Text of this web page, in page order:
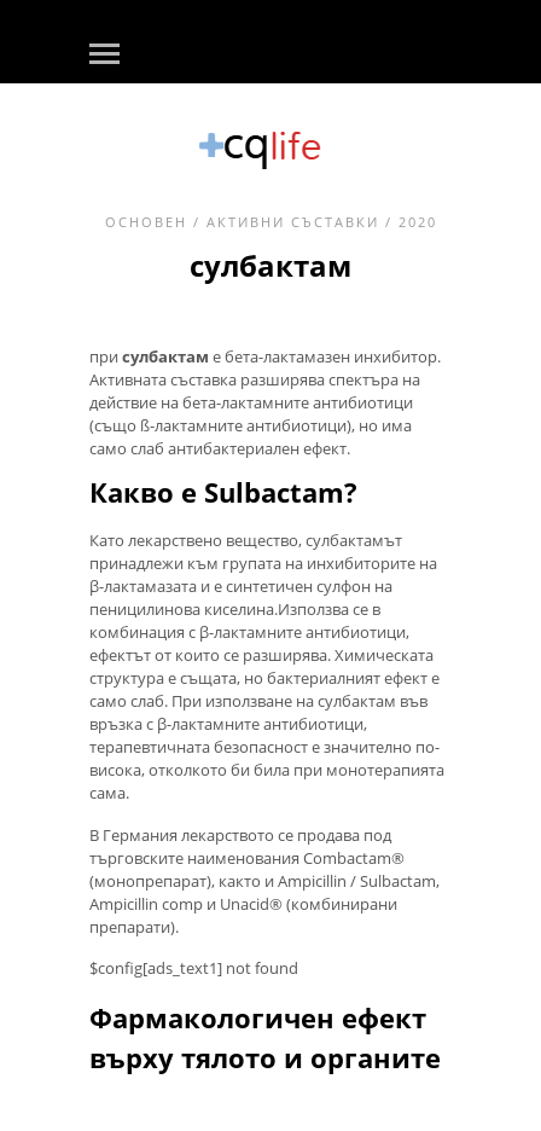
ОСНОВЕН / АКТИВНИ СЪСТАВКИ / 2020
сулбактам
при сулбактам е бета-лактамазен инхибитор.
Активната съставка разширява спектъра на
действие на бета-лактамните антибиотици
(също ß-лактамните антибиотици), но има
само слаб антибактериален ефект.
Какво е Sulbactam?
Като лекарствено вещество, сулбактамът
принадлежи към групата на инхибиторите на
β-лактамазата и е синтетичен сулфон на
пеницилинова киселина.Използва се в
комбинация с β-лактамните антибиотици,
ефектът от които се разширява. Химическата
структура е същата, но бактериалният ефект е
само слаб. При използване на сулбактам във
връзка с β-лактамните антибиотици,
терапевтичната безопасност е значително по-
висока, отколкото би била при монотерапията
сама.
В Германия лекарството се продава под
търговските наименования Combactam®
(монопрепарат), както и Ampicillin / Sulbactam,
Ampicillin comp и Unacid® (комбинирани
препарати).
$config[ads_text1] not found
Фармакологичен ефект
върху тялото и органите